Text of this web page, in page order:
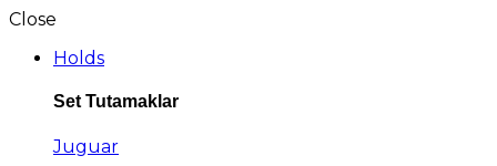
Close
Holds
Set Tutamaklar
Juguar